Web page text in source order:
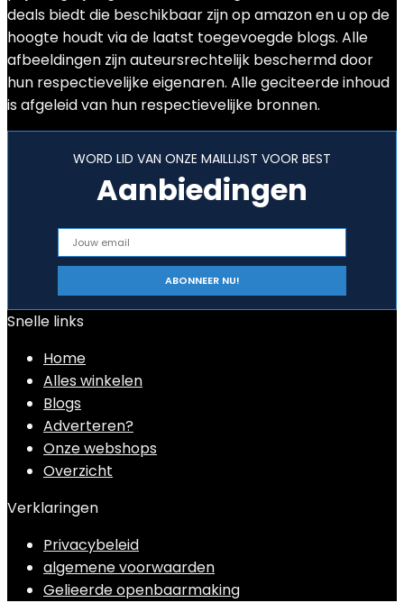
deals biedt die beschikbaar zijn op amazon en u op de
hoogte houdt via de laatst toegevoegde blogs. Alle
afbeeldingen zijn auteursrechtelijk beschermd door
hun respectievelijke eigenaren. Alle geciteerde inhoud
is afgeleid van hun respectievelijke bronnen.
WORD LID VAN ONZE MAILLIJST VOOR BEST
Aanbiedingen
Snelle links
Home
Alles winkelen
Blogs
Adverteren?
Onze webshops
Overzicht
Verklaringen
Privacybeleid
algemene voorwaarden
Gelieerde openbaarmaking